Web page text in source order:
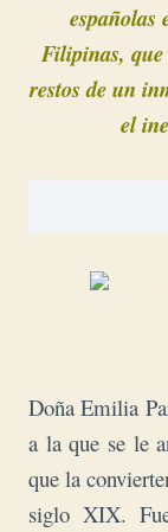
Filipinas, que
restos de un
el
Doña Emilia
a la que se le
que la
siglo XIX.